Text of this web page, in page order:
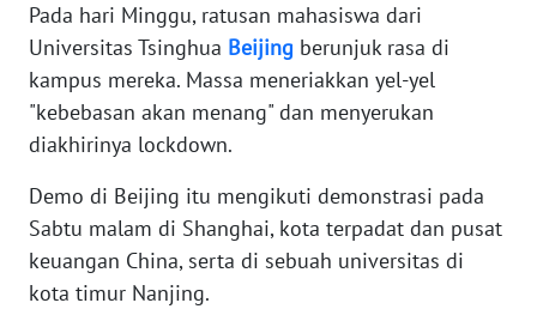
Pada hari Minggu, ratusan mahasiswa dari
Universitas Tsinghua Beijing berunjuk rasa di
kampus mereka. Massa meneriakkan yel-yel
"kebebasan akan menang" dan menyerukan
diakhirinya lockdown.
Demo di Beijing itu mengikuti demonstrasi pada
Sabtu malam di Shanghai, kota terpadat dan pusat
keuangan China, serta di sebuah universitas di
kota timur Nanjing.
REDAKSI
KARIR
DISCLAIMER
Wahana
News
Regional